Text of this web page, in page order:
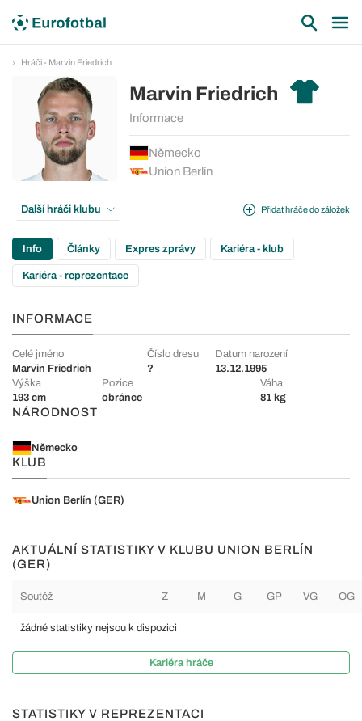
Hráči - Marvin Friedrich
Marvin Friedrich
Informace
Německo
Union Berlín
Přidat hráče do záložek
Další hráči klubu
Info Články Expres zprávy Kariéra - klub
Kariéra - reprezentace
INFORMACE
Celé jméno
Marvin Friedrich
Číslo dresu
?
Datum narození
13.12.1995
Výška
193 cm
Pozice
obránce
Váha
81 kg
NÁRODNOST
Německo
KLUB
Union Berlín (GER)
AKTUÁLNÍ STATISTIKY V KLUBU UNION BERLÍN
(GER)
Soutěž Z M G GP VG OG
žádné statistiky nejsou k dispozici
Kariéra hráče
STATISTIKY V REPREZENTACI